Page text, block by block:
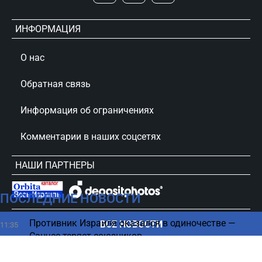
ПОСЛЕДНИЕ НОВОСТИ
11:35
Противник Израиля оказался в одиночестве —
Санчес теряет союзников
ВСЕ НОВОСТИ
ИНФОРМАЦИЯ
О нас
Обратная связь
Информация об ограничениях
Комментарии в наших соцсетях
НАШИ ПАРТНЕРЫ
сursorinfo.co.il © Все права защищены